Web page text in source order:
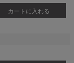
カートに入れる